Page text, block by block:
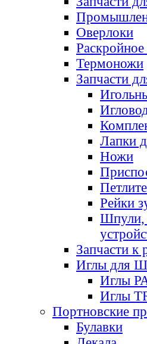
Оверлоки
Термоножи
Запчасти
Лапки
Ножи
Рейки
Шпули,
Запчасти к
Иглы для
Иглы
Иглы
Портновские
Булавки